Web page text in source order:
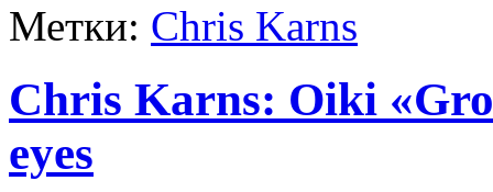
Метки: Chris Karns
Chris Karns: Oiki
eyes